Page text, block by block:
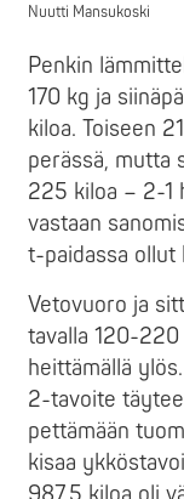
Nuutti Mansukoski
Penkin
170 kg ja
kiloa. Toiseen
perässä, mutta
225 kiloa – 2-1
vastaan
t-paidassa ollut
Vetovuoro ja
tavalla 120-
heittämällä
2-tavoite
pettämään
kisaa